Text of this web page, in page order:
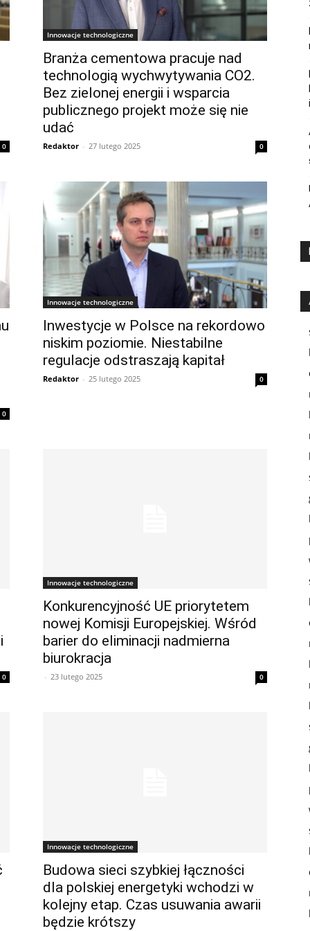
0
Innowacje technologiczne
Branża cementowa pracuje nad
technologią wychwytywania CO2.
Bez zielonej energii i wsparcia
publicznego projekt może się nie
udać
Redaktor - 27 lutego 2025 0
0
Innowacje technologiczne
Inwestycje w Polsce na rekordowo
niskim poziomie. Niestabilne
regulacje odstraszają kapitał
Redaktor - 25 lutego 2025 0
0
Innowacje technologiczne
Konkurencyjność UE priorytetem
nowej Komisji Europejskiej. Wśród
barier do eliminacji nadmierna
biurokracja
- 23 lutego 2025 0
Innowacje technologiczne
Budowa sieci szybkiej łączności
dla polskiej energetyki wchodzi w
kolejny etap. Czas usuwania awarii
będzie krótszy